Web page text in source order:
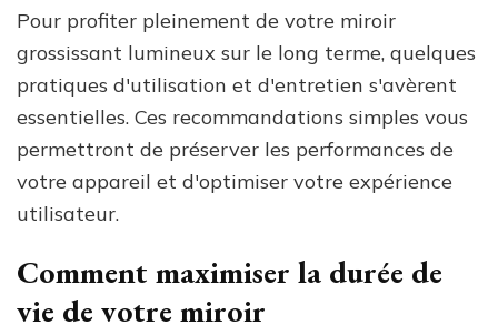
Pour profiter pleinement de votre miroir
grossissant lumineux sur le long terme, quelques
pratiques d'utilisation et d'entretien s'avèrent
essentielles. Ces recommandations simples vous
permettront de préserver les performances de
votre appareil et d'optimiser votre expérience
utilisateur.
Comment maximiser la durée de
vie de votre miroir